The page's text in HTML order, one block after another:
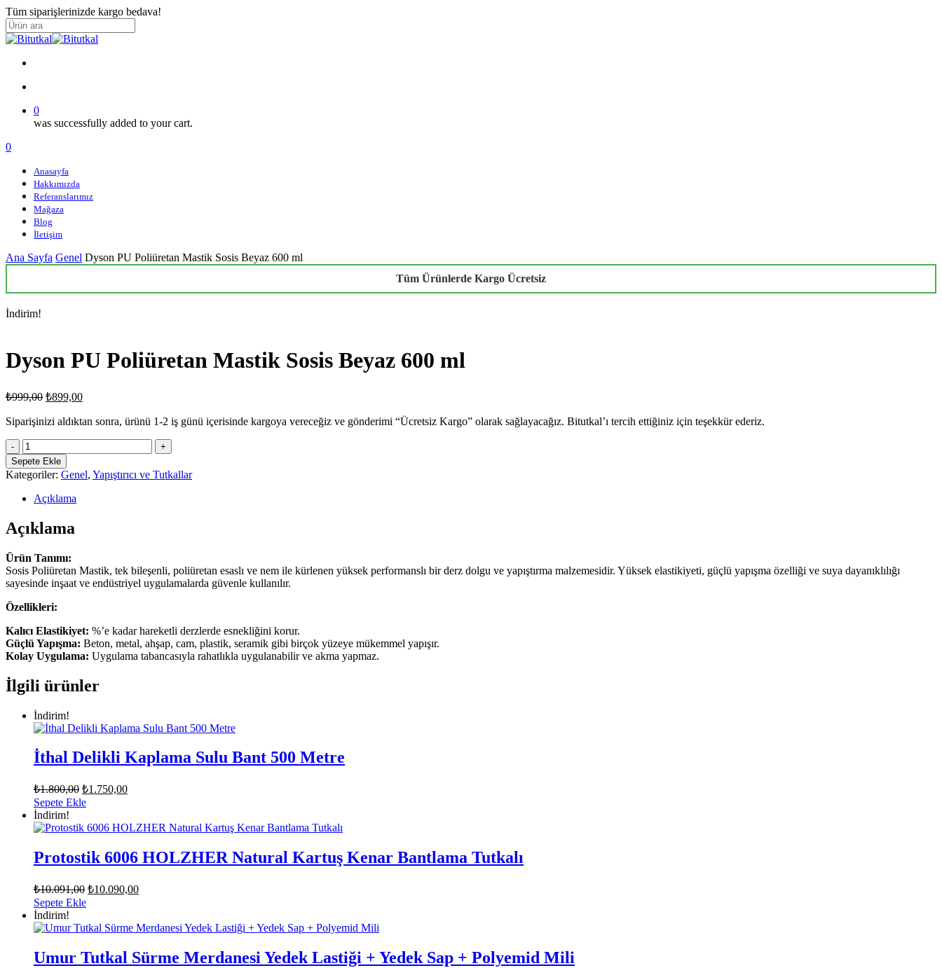
Skip
to
main
Tüm siparişlerinizde kargo bedava!
Close
0
was successfully added to your cart.
Menu
search
account
0
Anasayfa
Hakkımızda
Referanslarımız
Mağaza
Blog
İletişim
Ana Sayfa Genel Dyson PU Poliüretan Mastik Sosis Beyaz 600 ml
Tüm Ürünlerde Kargo Ücretsiz
İndirim!
Dyson PU Poliüretan Mastik Sosis Beyaz 600 ml
₺999,00 Orijinal
₺999,00.
₺899,00Şu
fiyat:
Siparişinizi aldıktan sonra, ürünü 1-2 iş günü içerisinde kargoya vereceğiz ve gönderimi “Ücretsiz Kargo” olarak sağlayacağız. Bitutkal’ı tercih ettiğiniz için teşekkür ederiz.
Dyson
PU
Poliüretan
Mastik
Sosis
Beyaz
600
ml
Sepete Ekle
Kategoriler: Genel, Yapıştırıcı ve Tutkallar
Açıklama
Açıklama
Ürün Tanımı:
Sosis Poliüretan Mastik, tek bileşenli, poliüretan esaslı ve nem ile kürlenen yüksek performanslı bir derz dolgu ve yapıştırma malzemesidir. Yüksek elastikiyeti, güçlü yapışma özelliği ve suya dayanıklılığı
sayesinde inşaat ve endüstriyel uygulamalarda güvenle kullanılır.
Özellikleri:
Kalıcı Elastikiyet: %’e kadar hareketli derzlerde esnekliğini korur.
Güçlü Yapışma: Beton, metal, ahşap, cam, plastik, seramik gibi birçok yüzeye mükemmel yapışır.
Kolay Uygulama: Uygulama tabancasıyla rahatlıkla uygulanabilir ve akma yapmaz.
İlgili ürünler
İndirim!
İthal Delikli Kaplama Sulu Bant 500 Metre
₺1.800,00 Orijinal
fiyat:
₺1.750,00Şu
₺1.750,00.
Sepete Ekle
İndirim!
Protostik 6006 HOLZHER Natural Kartuş Kenar Bantlama Tutkalı
₺10.091,00 Orijinal
₺10.090,00Şu
₺10.090,00.
Sepete Ekle
İndirim!
Umur Tutkal Sürme Merdanesi Yedek Lastiği + Yedek Sap + Polyemid Mili